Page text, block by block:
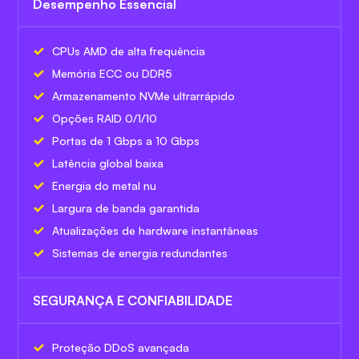
Desempenho Essencial
CPUs AMD de alta frequência
Memória ECC ou DDR5
Armazenamento NVMe ultrarrápido
Opções RAID 0/1/10
Portas de 1 Gbps a 10 Gbps
Latência global baixa
Energia do metal nu
Largura de banda garantida
Atualizações de hardware instantâneas
Sistemas de energia redundantes
SEGURANÇA E CONFIABILIDADE
Proteção DDoS avançada